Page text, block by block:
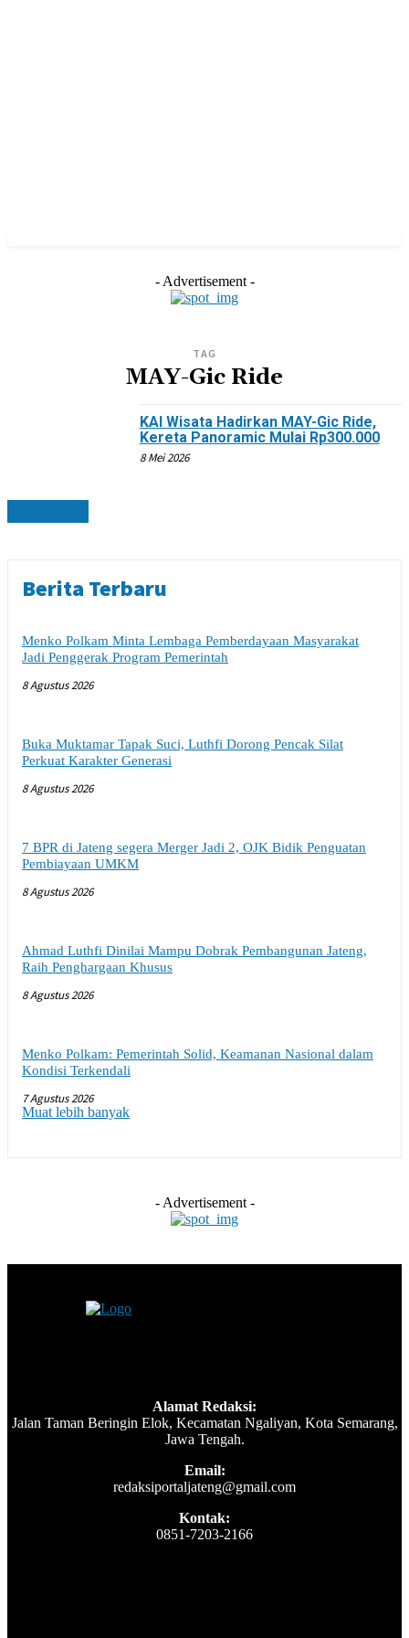
- Advertisement -
TAG
MAY-Gic Ride
KAI Wisata Hadirkan MAY-Gic Ride,
Kereta Panoramic Mulai Rp300.000
8 Mei 2026
Berita Terbaru
Menko Polkam Minta Lembaga Pemberdayaan Masyarakat
Jadi Penggerak Program Pemerintah
8 Agustus 2026
Buka Muktamar Tapak Suci, Luthfi Dorong Pencak Silat
Perkuat Karakter Generasi
8 Agustus 2026
7 BPR di Jateng segera Merger Jadi 2, OJK Bidik Penguatan
Pembiayaan UMKM
8 Agustus 2026
Ahmad Luthfi Dinilai Mampu Dobrak Pembangunan Jateng,
Raih Penghargaan Khusus
8 Agustus 2026
Menko Polkam: Pemerintah Solid, Keamanan Nasional dalam
Kondisi Terkendali
7 Agustus 2026
Muat lebih banyak
- Advertisement -
Alamat Redaksi:
Jalan Taman Beringin Elok, Kecamatan Ngaliyan, Kota Semarang,
Jawa Tengah.
Email:
redaksiportaljateng@gmail.com
Kontak:
0851-7203-2166